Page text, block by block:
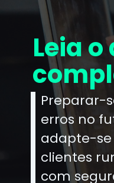
Leia
Preparar-
erros no
adapte-se
clientes
com